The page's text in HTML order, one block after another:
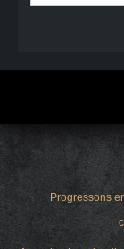
par
Progressons